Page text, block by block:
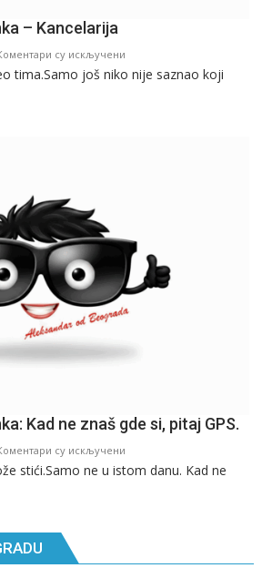
– Kancelarija
су искључени
Beogradska
tima.Samo još niko nije saznao koji
Kad ne znaš gde si, pitaj GPS.
су искључени
Beogradska
stići.Samo ne u istom danu. Kad ne